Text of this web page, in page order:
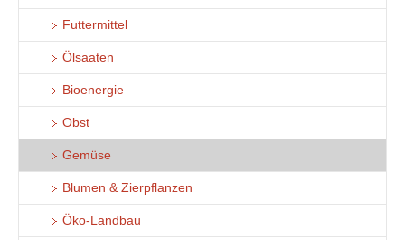
Futtermittel
Ölsaaten
Bioenergie
Obst
Gemüse
Blumen & Zierpflanzen
Öko-Landbau